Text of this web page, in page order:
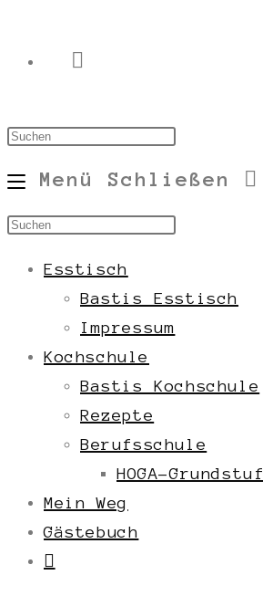
Menü Schließen
Esstisch
Bastis Esstisch
Impressum
Kochschule
Bastis Kochschule
Rezepte
Berufsschule
HOGA-
Mein Weg
Gästebuch